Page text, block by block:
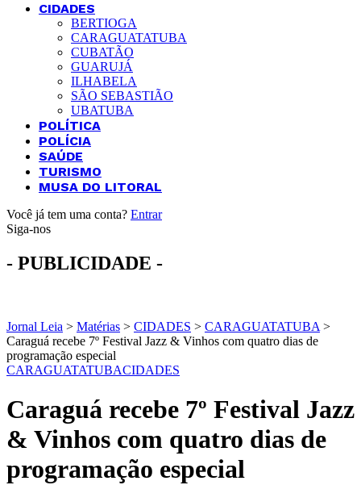
CIDADES
BERTIOGA
CARAGUATATUBA
CUBATÃO
GUARUJÁ
ILHABELA
SÃO SEBASTIÃO
UBATUBA
POLÍTICA
POLÍCIA
SAÚDE
TURISMO
MUSA DO LITORAL
Você já tem uma conta? Entrar
Siga-nos
- PUBLICIDADE -
Jornal Leia > Matérias > CIDADES > CARAGUATATUBA >
Caraguá recebe 7º Festival Jazz & Vinhos com quatro dias de
programação especial
CARAGUATATUBACIDADES
Caraguá recebe 7º Festival Jazz
& Vinhos com quatro dias de
programação especial